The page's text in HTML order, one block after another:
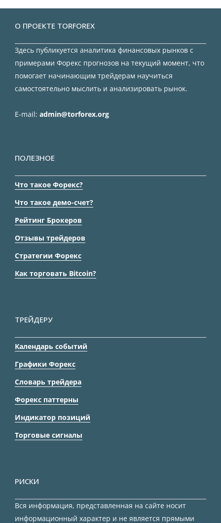
О ПРОЕКТЕ TORFOREX
Здесь публикуется аналитика финансовых рынков с
примерами Форекс прогнозов на текущий момент, что
помогает начинающим трейдерам научиться
самостоятельно мыслить и анализировать рынок.
E-mail: admin@torforex.org
ПОЛЕЗНОЕ
Что такое Форекс?
Что такое демо-счет?
Рейтинг Брокеров
Отзывы трейдеров
Стратегии Форекс
Как торговать Bitcoin?
ТРЕЙДЕРУ
Календарь событий
Графики Форекс
Словарь трейдера
Форекс паттерны
Индикатор позиций
Торговые сигналы
РИСКИ
Вся информация, представленная на сайте носит
информационный характер и не является прямыми